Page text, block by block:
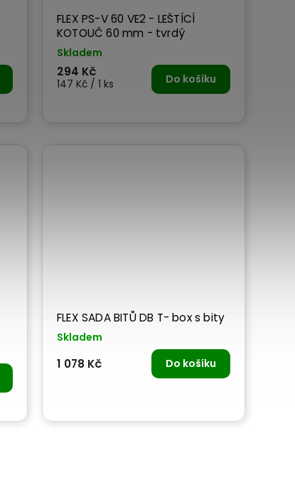
FLEX PS-V 60 VE2 - LEŠTÍCÍ
KOTOUČ 60 mm - tvrdý
Skladem
294 Kč
147 Kč / 1 ks Do košíku
FLEX SADA BITŮ DB T- box s bity
Skladem
1 078 Kč Do košíku